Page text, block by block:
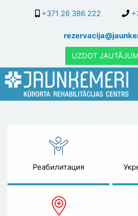
+371 26 386 222
UZDOT
Реабилитация